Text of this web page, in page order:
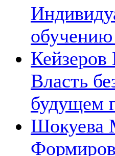
Власть
будущем
Шокуева